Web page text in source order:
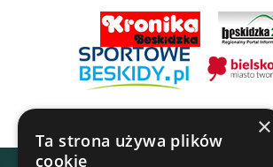
×
Ta strona używa plików
cookie